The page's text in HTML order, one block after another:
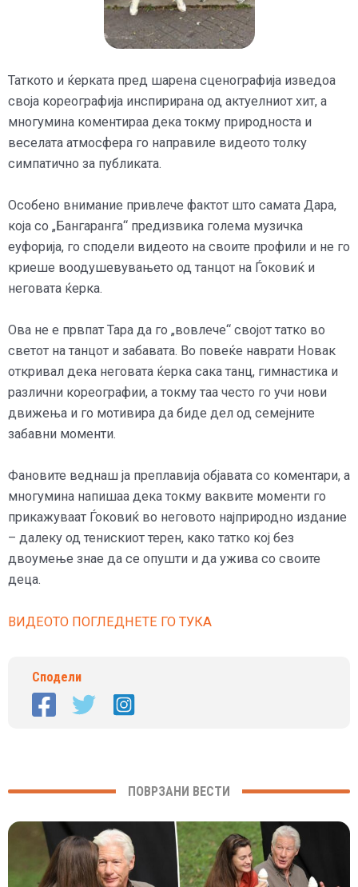
Таткото и ќерката пред шарена сценографија изведоа
своја кореографија инспирирана од актуелниот хит, а
многумина коментираа дека токму природноста и
веселата атмосфера го направиле видеото толку
симпатично за публиката.
Особено внимание привлече фактот што самата Дара,
која со „Бангаранга“ предизвика голема музичка
еуфорија, го сподели видеото на своите профили и не го
криеше воодушевувањето од танцот на Ѓоковиќ и
неговата ќерка.
Ова не е првпат Тара да го „вовлече“ својот татко во
светот на танцот и забавата. Во повеќе наврати Новак
откривал дека неговата ќерка сака танц, гимнастика и
различни кореографии, а токму таа често го учи нови
движења и го мотивира да биде дел од семејните
забавни моменти.
Фановите веднаш ја преплавија објавата со коментари, а
многумина напишаа дека токму ваквите моменти го
прикажуваат Ѓоковиќ во неговото најприродно издание
– далеку од тенискиот терен, како татко кој без
двоумење знае да се опушти и да ужива со своите
деца.
ВИДЕОТО ПОГЛЕДНЕТЕ ГО ТУКА
Сподели
ПОВРЗАНИ ВЕСТИ